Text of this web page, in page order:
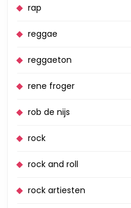
rap
reggae
reggaeton
rene froger
rob de nijs
rock
rock and roll
rock artiesten